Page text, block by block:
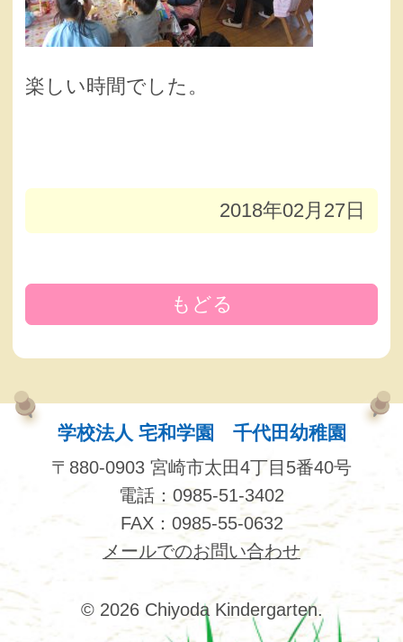
楽しい時間でした。
2018年02月27日
もどる
学校法人 宅和学園 千代田幼稚園
〒880-0903 宮崎市太田4丁目5番40号
電話：0985-51-3402
FAX：0985-55-0632
メールでのお問い合わせ
© 2026 Chiyoda Kindergarten.